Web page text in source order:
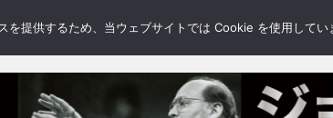
NEWS REVIEWS GALLERY BLOGS
を提供するため、当ウェブサイトでは Cookie を使用して